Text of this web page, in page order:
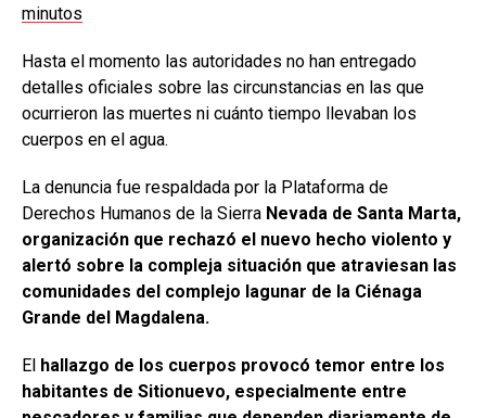
minutos
Hasta el momento las autoridades no han entregado
detalles oficiales sobre las circunstancias en las que
ocurrieron las muertes ni cuánto tiempo llevaban los
cuerpos en el agua.
La denuncia fue respaldada por la Plataforma de
Derechos Humanos de la Sierra Nevada de Santa Marta,
organización que rechazó el nuevo hecho violento y
alertó sobre la compleja situación que atraviesan las
comunidades del complejo lagunar de la Ciénaga
Grande del Magdalena.
El hallazgo de los cuerpos provocó temor entre los
habitantes de Sitionuevo, especialmente entre